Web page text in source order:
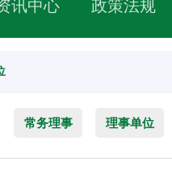
讯中心 政策法规
常务理事 理事单位